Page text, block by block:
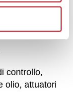
controllo,
olio, attuatori